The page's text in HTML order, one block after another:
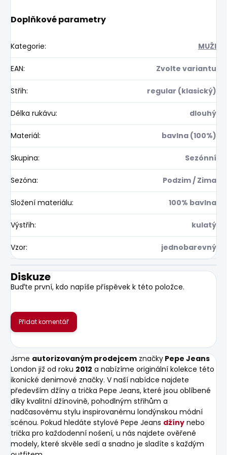
Doplňkové parametry
Kategorie: MUŽI
EAN: Zvolte variantu
Střih: regular (klasický)
Délka rukávu: dlouhý
Materiál: bavlna (100%)
Skupina: Sezónní
Sezóna: Podzim / Zima
Složení materiálu: 100% bavlna
Výstřih: kulatý
Vzor: jednobarevný
Diskuze
Buďte první, kdo napíše příspěvek k této položce.
Přidat komentář
Jsme autorizovaným prodejcem značky Pepe Jeans
London již od roku 2012 a nabízíme originální kolekce této
ikonické denimové značky. V naší nabídce najdete
především džíny a trička Pepe Jeans, které jsou oblíbené
díky kvalitní džínovině, pohodlným střihům a
nadčasovému stylu inspirovanému londýnskou módní
scénou. Pokud hledáte stylové Pepe Jeans džíny nebo
trička pro každodenní nošení, u nás najdete ověřené
modely, které skvěle sedí a snadno je sladíte s každým